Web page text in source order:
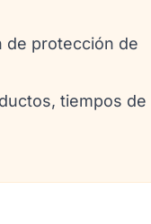
de protección de
tiempos de